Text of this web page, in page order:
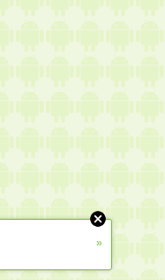
»